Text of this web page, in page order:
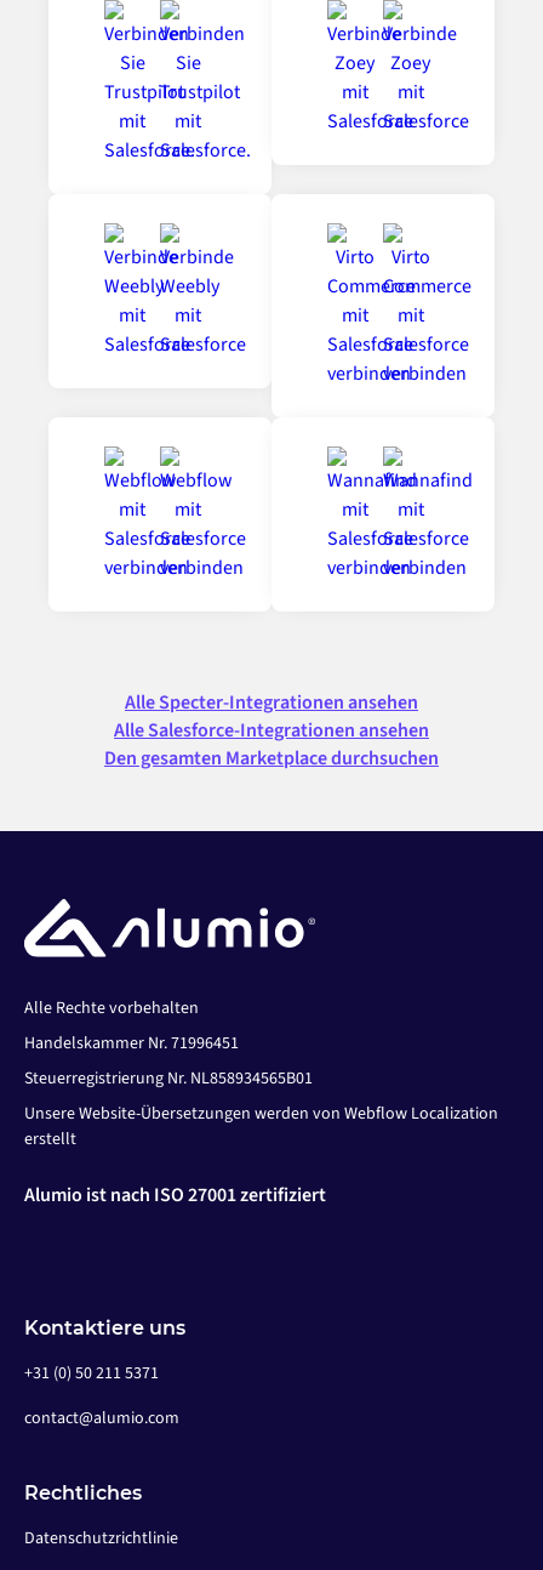
Alle Specter-Integrationen ansehen
Alle Salesforce-Integrationen ansehen
Den gesamten Marketplace durchsuchen
Alle Rechte vorbehalten
Handelskammer Nr. 71996451
Steuerregistrierung Nr. NL858934565B01
Unsere Website-Übersetzungen werden von Webflow Localization
erstellt
Alumio ist nach ISO 27001 zertifiziert
Kontaktiere uns
+31 (0) 50 211 5371
contact@alumio.com
Rechtliches
Datenschutzrichtlinie